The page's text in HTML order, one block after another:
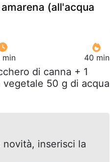
(all'acqua
min 40 min
di canna + 1
50 g di acqua
inserisci la